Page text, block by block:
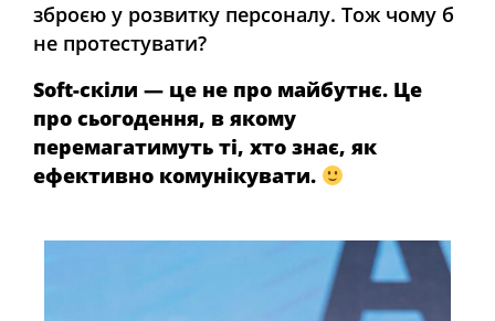
зброєю у розвитку персоналу. Тож чому б
не протестувати?
Soft-скіли — це не про майбутнє. Це
про сьогодення, в якому
перемагатимуть ті, хто знає, як
ефективно комунікувати.